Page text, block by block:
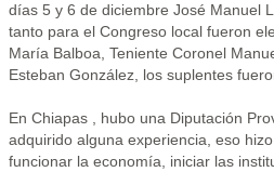
días 5 y 6 de diciembre José Manuel
tanto para el Congreso local fueron
María Balboa, Teniente Coronel
Esteban González, los suplentes
En Chiapas , hubo una Diputación
adquirido alguna experiencia, eso
funcionar la economía, iniciar las